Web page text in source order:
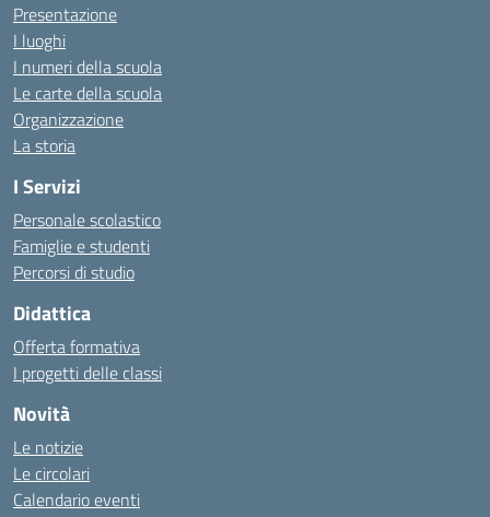
Presentazione
I luoghi
I numeri della scuola
Le carte della scuola
Organizzazione
La storia
I Servizi
Personale scolastico
Famiglie e studenti
Percorsi di studio
Didattica
Offerta formativa
I progetti delle classi
Novità
Le notizie
Le circolari
Calendario eventi